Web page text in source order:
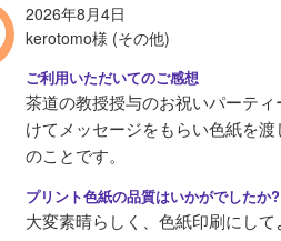
2026年8月4日
kerotomo様 (その他)
茶道の教授授与のお祝いパーテ
けてメッセージをもらい色紙を
のことです。
大変素晴らしく、色紙印刷にして